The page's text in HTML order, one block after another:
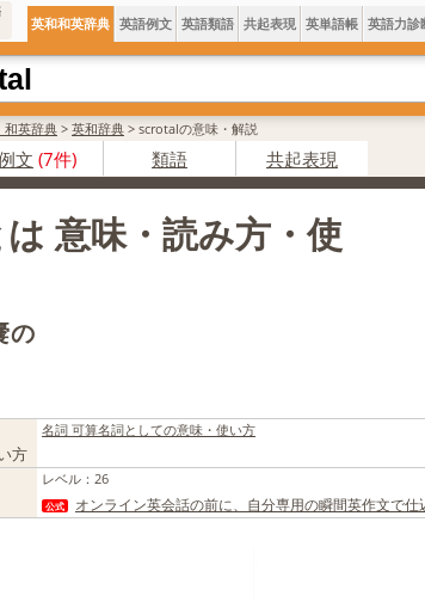
英和和英辞典 英語例文 英語類語 共起表現 英単語帳 英語力診
和英辞典 > 英和辞典 > scrotalの意味・解説
文 (7件) 類語 共起表現
意味・読み方・使
の
方
名詞 可算名詞としての意味・使い方
レベル ： 26
公式 オンライン英会話の前に、自分専用の瞬間英作文で